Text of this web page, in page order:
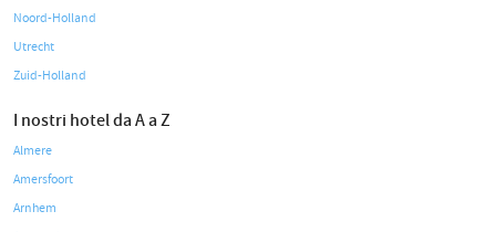
Noord-Holland
Utrecht
Zuid-Holland
I nostri hotel da A a Z
Almere
Amersfoort
Arnhem